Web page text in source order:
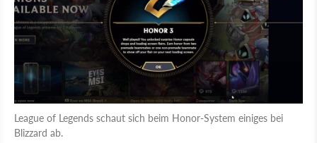
League of Legends schaut sich beim Honor-System einiges bei
Blizzard ab.